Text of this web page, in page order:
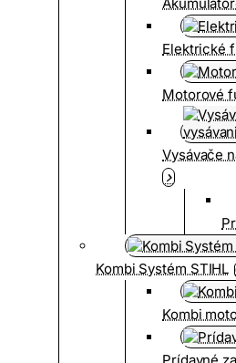
Elektrické
Motorové
Vysávače
Kombi Systém STIHL
Kombi
Prídavné